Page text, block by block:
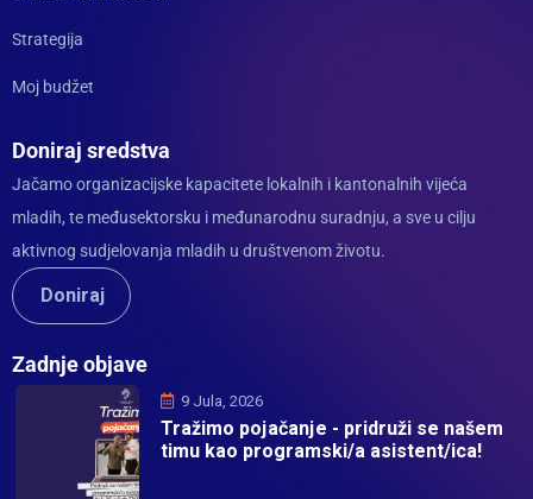
Strategija
Moj budžet
Doniraj sredstva
Jačamo organizacijske kapacitete lokalnih i kantonalnih vijeća
mladih, te međusektorsku i međunarodnu suradnju, a sve u cilju
aktivnog sudjelovanja mladih u društvenom životu.
Doniraj
Zadnje objave
9 Jula, 2026
Tražimo pojačanje - pridruži se našem
timu kao programski/a asistent/ica!